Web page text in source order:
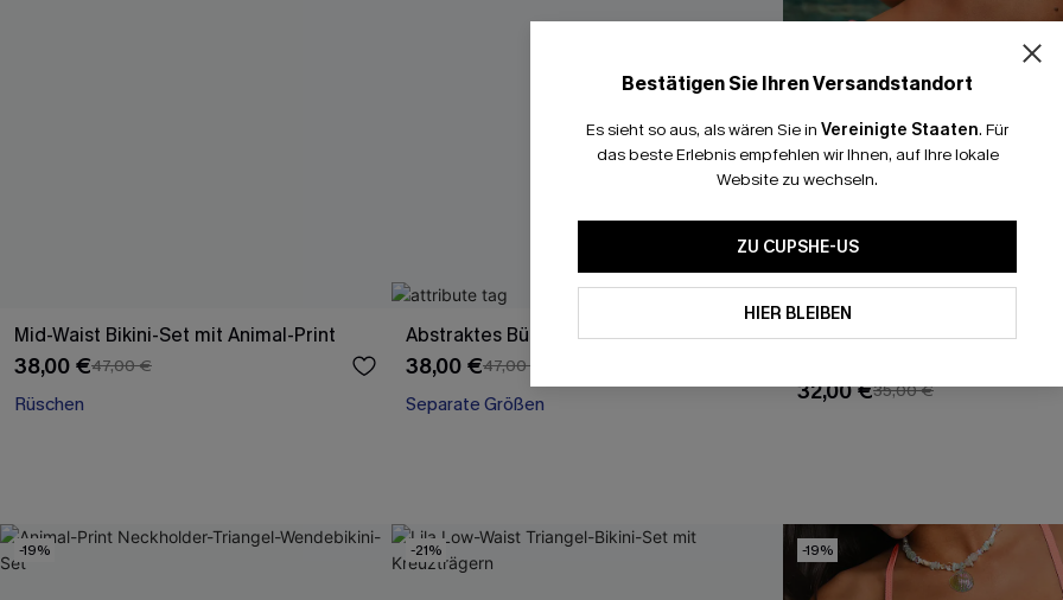
Mid-Waist Bikini-Set mit Animal-Print
38,00 €47,00 €
Rüschen
Abstraktes Bügel-Brazilian-Bikini-Set
38,00 €47,00 €
Separate Größen
Low-Waist Bikini-Set mit
32,00 €35,00 €
-19% -21% -19%
Bestätigen Sie Ihren Versandstandort
Es sieht so aus, als wären Sie in Vereinigte Staaten. Für
das beste Erlebnis empfehlen wir Ihnen, auf Ihre lokale
Website zu wechseln.
ZU CUPSHE-US
HIER BLEIBEN